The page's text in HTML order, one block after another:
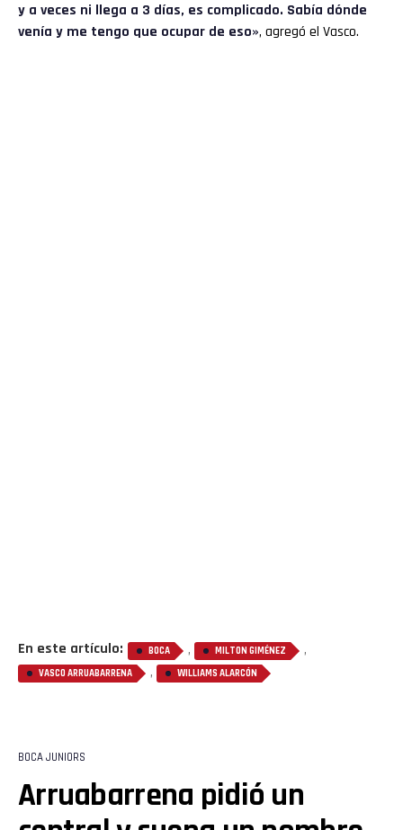
y a veces ni llega a 3 días, es complicado. Sabía dónde
venía y me tengo que ocupar de eso», agregó el Vasco.
En este artículo: BOCA , MILTON GIMÉNEZ ,
VASCO ARRUABARRENA , WILLIAMS ALARCÓN
BOCA JUNIORS
Arruabarrena pidió un